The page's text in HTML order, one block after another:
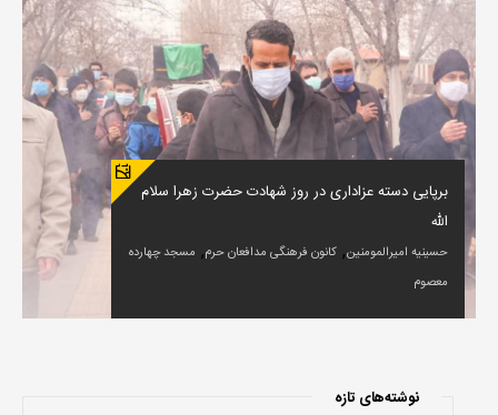
برپایی دسته عزاداری در روز شهادت حضرت زهرا سلام
الله
حسینیه امیرالمومنین, کانون فرهنگی مدافعان حرم, مسجد چهارده
معصوم
نوشته‌های تازه